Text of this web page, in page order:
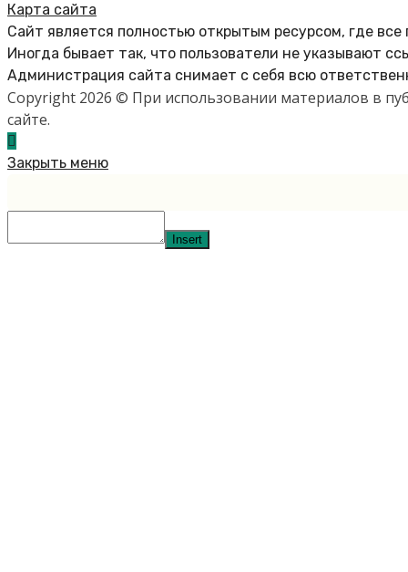
Карта сайта
Сайт является полностью открытым ресурсом, где
Иногда бывает так, что пользователи не указывают
Администрация сайта снимает с себя всю
Copyright 2026 © При использовании материалов в
сайте.
Закрыть меню
Insert